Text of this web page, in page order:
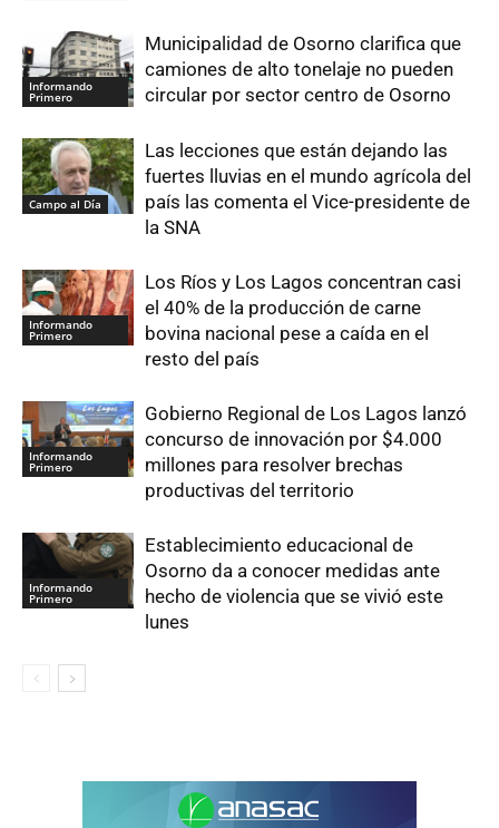
Informando
Primero
Municipalidad de Osorno clarifica que
camiones de alto tonelaje no pueden
circular por sector centro de Osorno
Campo al Día
Las lecciones que están dejando las
fuertes lluvias en el mundo agrícola del
país las comenta el Vice-presidente de
la SNA
Informando
Primero
Los Ríos y Los Lagos concentran casi
el 40% de la producción de carne
bovina nacional pese a caída en el
resto del país
Informando
Primero
Gobierno Regional de Los Lagos lanzó
concurso de innovación por $4.000
millones para resolver brechas
productivas del territorio
Informando
Primero
Establecimiento educacional de
Osorno da a conocer medidas ante
hecho de violencia que se vivió este
lunes